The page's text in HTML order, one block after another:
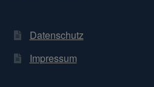
Datenschutz
Impressum